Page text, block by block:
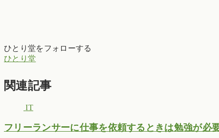
ひとり堂をフォローする
ひとり堂
関連記事
IT
フリーランサーに仕事を依頼するときは勉強が必